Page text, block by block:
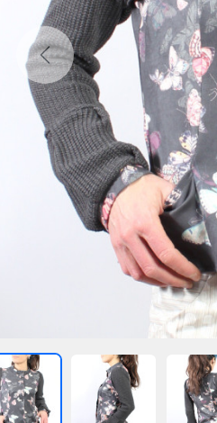
Previous